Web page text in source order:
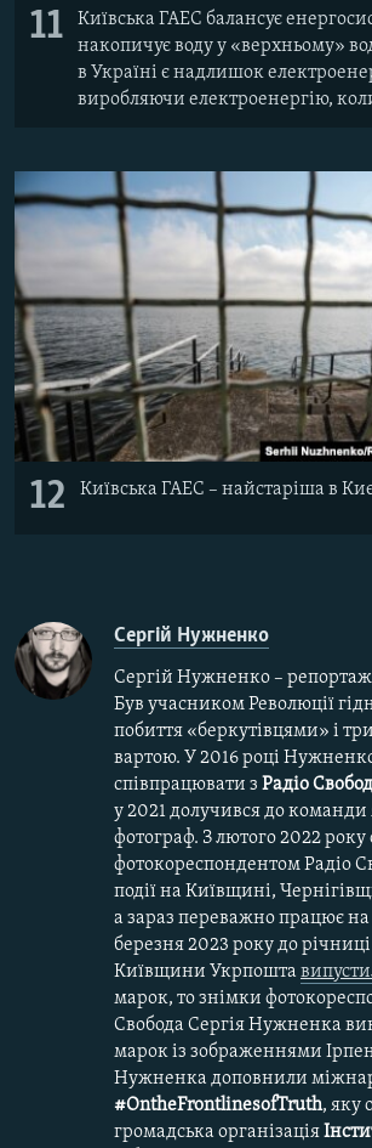
11
Київська ГАЕС балансує
накопичує воду у «верхньому»
в Україні є надлишок
виробляючи електроенергію,
12 Київська ГАЕС – найстаріша в
Сергій Нужненко
Сергій Нужненко –
Був учасником Революції
побиття «беркутівцями» і
вартою. У 2016 році
співпрацювати з Радіо
у 2021 долучився до
фотограф. З лютого 2022
фотокореспондентом Радіо
події на Київщині,
а зараз переважно працює на
березня 2023 року до
Київщини Укрпошта
марок, то знімки
Свобода Сергія Нужненка
марок із зображеннями
Нужненка доповнили
#OntheFrontlinesofTruth, яку
громадська організація